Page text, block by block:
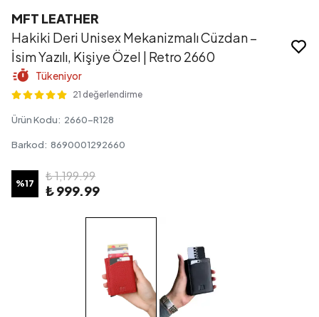
MFT LEATHER
Hakiki Deri Unisex Mekanizmalı Cüzdan –
İsim Yazılı, Kişiye Özel | Retro 2660
Tükeniyor
21 değerlendirme
Ürün Kodu: 2660-R128
Barkod: 8690001292660
%17
₺ 1,199.99
₺ 999.99